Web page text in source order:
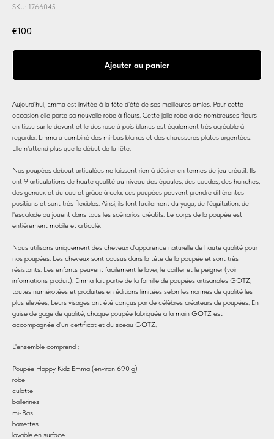
SKU: 1766045
€100
Ajouter au panier
Aujourd'hui, Emma est invitée à la fête d'été de ses meilleures amies. Pour cette
occasion elle porte sa nouvelle robe à fleurs. Cette jolie robe a de nombreuses fleurs
en tissu sur le devant et le dos rose à pois blancs est également très agréable à
regarder. Emma a combiné des mi-bas blancs et des chaussures plates argentées.
Elle n'attend plus que le début de la fête.
Nos poupées debout articulées ne laissent rien à désirer en termes de jeu créatif. Ils
ont 9 articulations de haute qualité au niveau des épaules, des coudes, des hanches,
des genoux et du cou et grâce à cela, ces poupées peuvent prendre différentes
positions et sont très flexibles. Ainsi, ils font facilement du yoga, de l'équitation, de
l'escalade ou jouent dans tous les scénarios créatifs. Le corps de la poupée est
entièrement mobile et articulé.
Nous utilisons uniquement des cheveux d'apparence naturelle de haute qualité pour
nos poupées. Les cheveux sont cousus dans la tête de la poupée et sont très
résistants. Les enfants peuvent facilement le laver, le coiffer et le peigner (voir
informations produit). Emma fait partie de la famille de poupées artisanales GOTZ,
toutes numérotées et produites en éditions limitées selon les normes de qualité les
plus élevées. Leurs visages ont été conçus par de célèbres créateurs de poupées. En
guise de gage de qualité, chaque poupée fabriquée à la main GOTZ est
accompagnée d'un certificat et du sceau GOTZ.
L'ensemble comprend :
Poupée Happy Kidz Emma (environ 690 g)
robe
culotte
ballerines
mi-Bas
barrettes
lavable en surface